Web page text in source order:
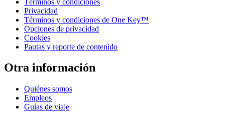
Privacidad
Términos y condiciones de One Key™
Opciones de privacidad
Cookies
Pautas y reporte de contenido
Otra información
Quiénes somos
Empleos
Guías de viaje